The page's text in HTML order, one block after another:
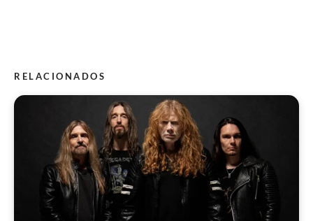
RELACIONADOS